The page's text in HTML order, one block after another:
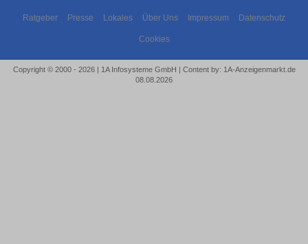
Ratgeber Presse Lokales Über Uns Impressum Datenschutz
Cookies
Copyright © 2000 - 2026 | 1A Infosysteme GmbH | Content by: 1A-Anzeigenmarkt.de
08.08.2026